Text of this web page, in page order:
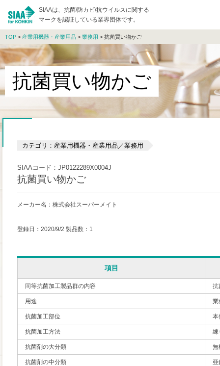
SIAAは、抗菌/防カビ/抗ウイルスに関する
マークを認証している業界団体です。
TOP > 産業用機器・産業用品 > 業務用 > 抗菌買い物かご
抗菌買い物かご
カテゴリ：産業用機器・産業用品／業務用
SIAAコード：JP0122289X0004J
抗菌買い物かご
メーカー名：株式会社スーパーメイト
登録日：2020/9/2 製品数：1
項目
同等抗菌加工製品群の内容 抗
用途 業
抗菌加工部位 本
抗菌加工方法 練
抗菌剤の大分類 無
抗菌剤の中分類 亜